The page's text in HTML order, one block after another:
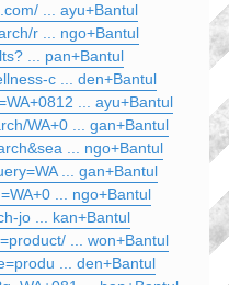
... ayu+Bantul
r ... ngo+Bantul
... pan+Bantul
c ... den+Bantul
... ayu+Bantul
WA+0 ... gan+Bantul
... ngo+Bantul
... gan+Bantul
... ngo+Bantul
jo ... kan+Bantul
... won+Bantul
... den+Bantul